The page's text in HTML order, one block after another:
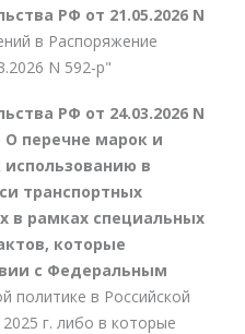
РФ от 21.05.2026 N
в Распоряжение
N 592-р"
РФ от 24.03.2026 N
О перечне марок и
в
транспортных
в рамках специальных
которые
с Федеральным
политике в Российской
г. либо в которые